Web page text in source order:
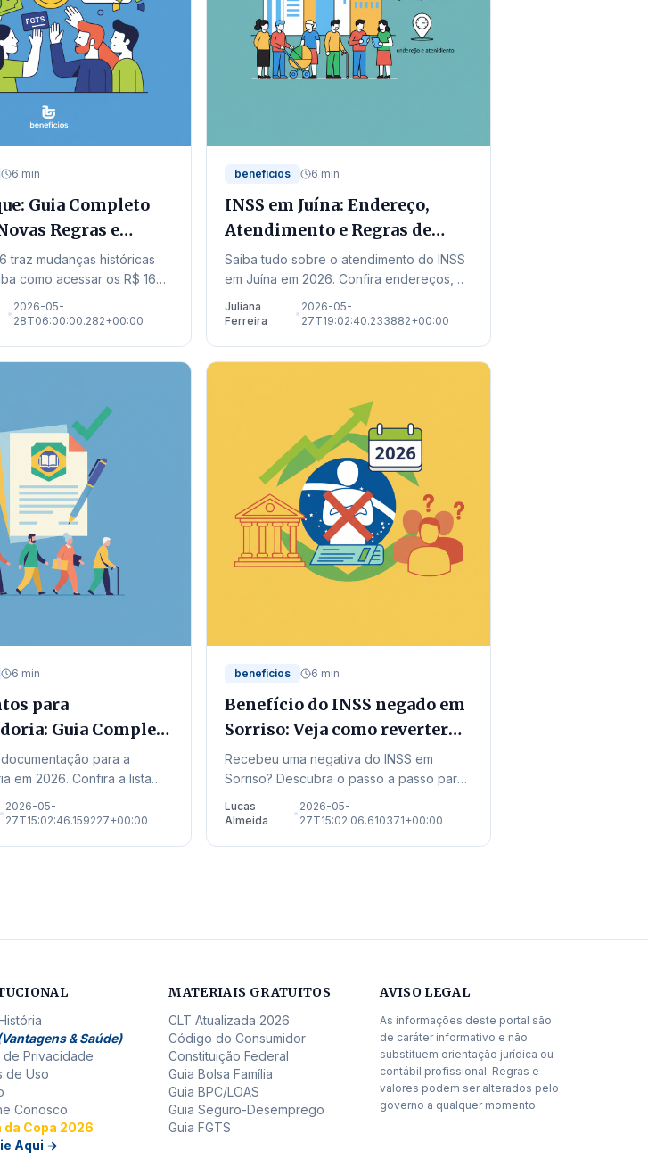
6 min
Guia Completo
Regras e
2026
traz mudanças históricas
como acessar os R$ 16
no Novo Desenrola.
•
2026-05-
28T06:00:00.282+00:00
beneficios 6 min
INSS em Juína: Endereço,
Atendimento e Regras de
Aposentadoria
Saiba tudo sobre o atendimento do INSS
em Juína em 2026. Confira endereços,
as novas regras de aposentadoria.
Juliana
Ferreira
•
2026-05-
27T19:02:40.233882+00:00
6 min
para
Guia Completo
para a
em 2026. Confira a lista
no estado de Mato
•
2026-05-
27T15:02:46.159227+00:00
beneficios 6 min
Benefício do INSS negado em
Sorriso: Veja como reverter
em 2026
Recebeu uma negativa do INSS em
Sorriso? Descubra o passo a passo para
atendimento e as novas regras de 2026
Lucas
Almeida
•
2026-05-
27T15:02:06.610371+00:00
& Saúde)
de Privacidade
de Uso
Conosco
da Copa 2026
Aqui →
MATERIAIS GRATUITOS
CLT Atualizada 2026
Código do Consumidor
Constituição Federal
Guia Bolsa Família
Guia BPC/LOAS
Guia Seguro-Desemprego
Guia FGTS
AVISO LEGAL
As informações deste portal são
de caráter informativo e não
substituem orientação jurídica ou
contábil profissional. Regras e
valores podem ser alterados pelo
governo a qualquer momento.